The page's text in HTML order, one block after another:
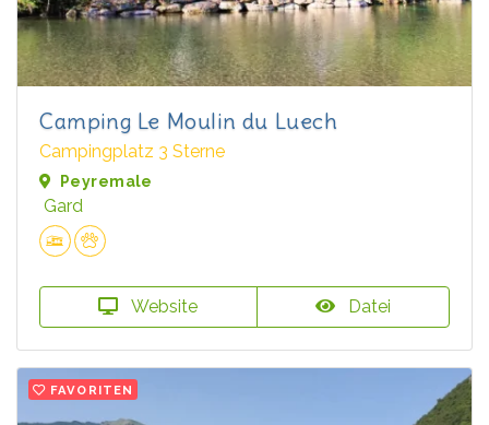
Camping Le Moulin du Luech
Campingplatz 3 Sterne
Peyremale
Gard
Website Datei
FAVORITEN